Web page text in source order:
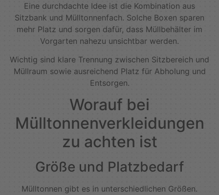
Eine durchdachte Idee ist die Kombination aus
Sitzbank und Mülltonnenfach. Solche Boxen sparen
mehr Platz und sorgen dafür, dass Müllbehälter im
Vorgarten nahezu unsichtbar werden.
Wichtig sind klare Trennung zwischen Sitzbereich und
Müllraum sowie ausreichend Platz für Abholung und
Entsorgen.
Worauf bei
Mülltonnenverkleidungen
zu achten ist
Größe und Platzbedarf
Mülltonnen gibt es in unterschiedlichen Größen.